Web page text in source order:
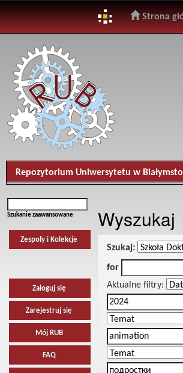
navigation
Strona
Repozytorium Uniwersytetu w
Szukanie zaawansowane
Zespoły i Kolekcje
Zaloguj się
Zarejestruj się
Mój RUB
FAQ
Wyszukaj
Szukaj:
for
Aktualne filtry: